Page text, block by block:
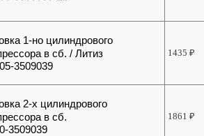
1-но цилиндрового
в сб. / Литиз
3509039
1435₽
2-х цилиндрового
в сб.
3509039
1861₽